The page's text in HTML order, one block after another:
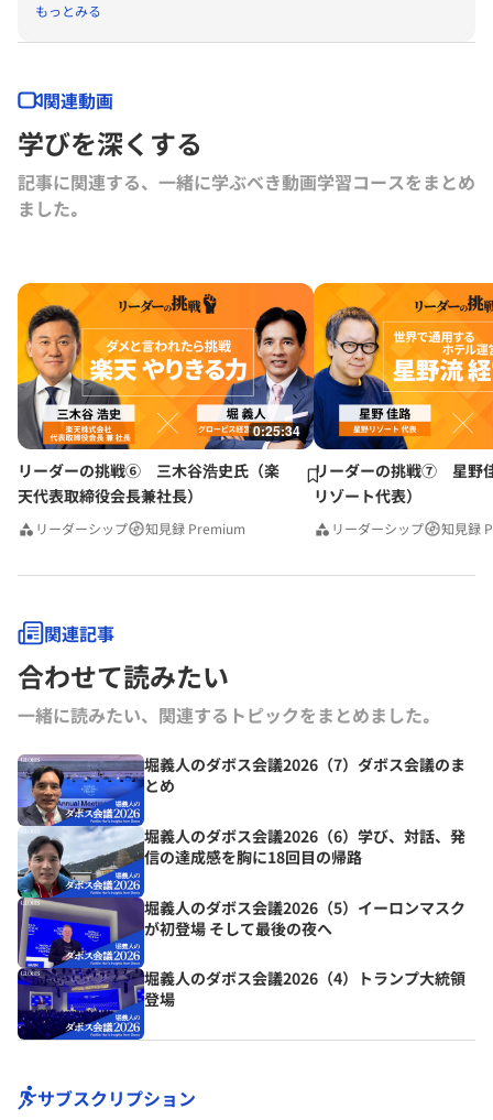
を立ち上げる。2016年に茨城ロボッツ、2019年に茨城放送オーナー就
任。2022年にLuckyFesを立ち上げ、現在総合プロデューサーを務め
社 社外取締役。
もっとみる
関連動画
学びを深くする
記事に関連する、一緒に学ぶべき動画学習コースをまとめ
ました｡
0:25:34
リーダーの挑戦⑥ 三木谷浩史氏（楽
天代表取締役会長兼社長）
リーダーシップ 知見録 Premium
リーダーの挑戦⑦ 星野
リゾート代表）
リーダーシップ 知見録
関連記事
合わせて読みたい
一緒に読みたい、関連するトピックをまとめました｡
堀義人のダボス会議2026（7）ダボス会議のま
とめ
堀義人のダボス会議2026（6）学び、対話、発
信の達成感を胸に18回目の帰路
堀義人のダボス会議2026（5）イーロンマスク
が初登場 そして最後の夜へ
堀義人のダボス会議2026（4）トランプ大統領
登場
サブスクリプション